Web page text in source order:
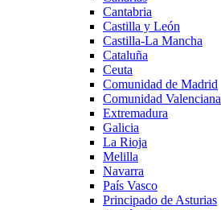
Cantabria
Castilla y León
Castilla-La Mancha
Cataluña
Ceuta
Comunidad de Madrid
Comunidad Valenciana
Extremadura
Galicia
La Rioja
Melilla
Navarra
País Vasco
Principado de Asturias